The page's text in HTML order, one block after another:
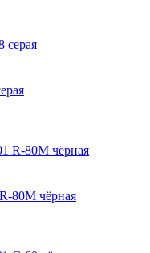
80M чёрная